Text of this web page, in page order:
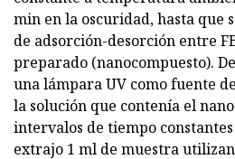
min en la oscuridad, hasta que
de adsorción-desorción entre
preparado (nanocompuesto).
una lámpara UV como fuente
la solución que contenía el
intervalos de tiempo
extrajo 1 ml de muestra